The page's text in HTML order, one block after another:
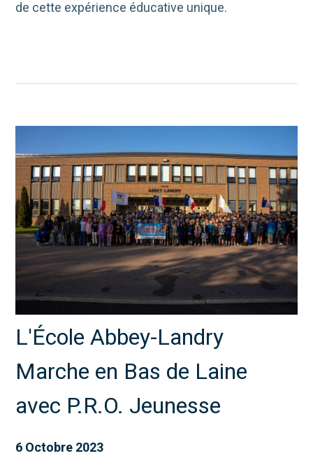
de cette expérience éducative unique.
L'École Abbey-Landry
Marche en Bas de Laine
avec P.R.O. Jeunesse
6 Octobre 2023